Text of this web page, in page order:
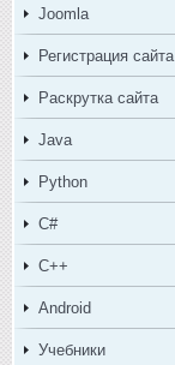
Joomla
Регистрация сайта
Раскрутка сайта
Java
Python
C#
C++
Android
Учебники